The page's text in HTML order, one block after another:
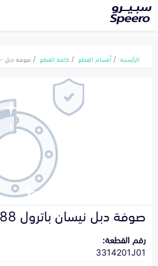
الرئيسية أقسام القطع كافة القطع صوفة دبل - 3314201J01
صوفة دبل نيسان باترول 1988-2005
رقم القطعة:
3314201J01